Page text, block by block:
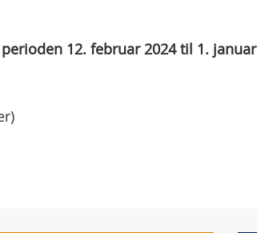
12. februar 2024 til 1. januar